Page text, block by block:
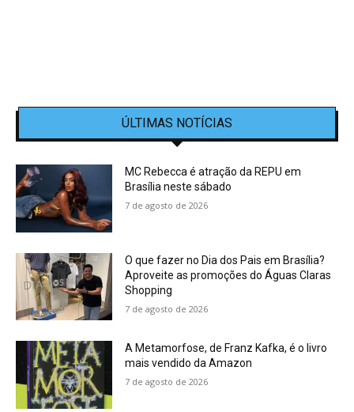
ÚLTIMAS NOTÍCIAS
MC Rebecca é atração da REPU em
Brasília neste sábado
7 de agosto de 2026
O que fazer no Dia dos Pais em Brasília?
Aproveite as promoções do Águas Claras
Shopping
7 de agosto de 2026
A Metamorfose, de Franz Kafka, é o livro
mais vendido da Amazon
7 de agosto de 2026